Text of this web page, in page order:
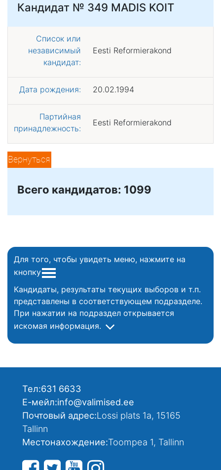
Кандидат № 349 MADIS KOIT
Список или
независимый
кандидат:
Eesti Reformierakond
Дата рождения: 20.02.1994
Партийная
принадлежность:
Eesti Reformierakond
Вернуться
Всего кандидатов: 1099
Для того, чтобы увидеть меню, нажмите на
кнопку
Кандидаты, результаты текущих выборов и т.п.
представлены в соответствующем подразделе.
При нажатии на подраздел открывается
искомая информация.
Тел:631 6633
Е-мейл:info@valimised.ee
Почтовый адрес:Lossi plats 1a, 15165
Tallinn
Местонахождение:Toompea 1, Tallinn